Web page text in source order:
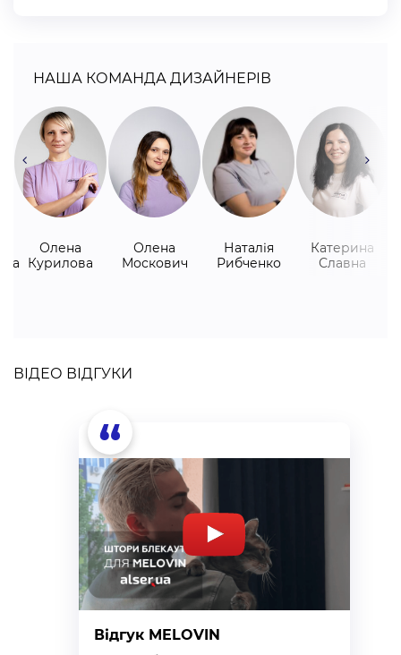
НАША КОМАНДА ДИЗАЙНЕРІВ
Олена
Курилова
Олена
Москович
Наталія
Рибченко
Катерина
Славна
ВІДЕО ВІДГУКИ
“
Відгук MELOVIN